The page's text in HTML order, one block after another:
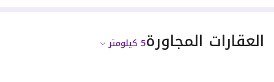
العقارات المجاورة5 كيلومتر